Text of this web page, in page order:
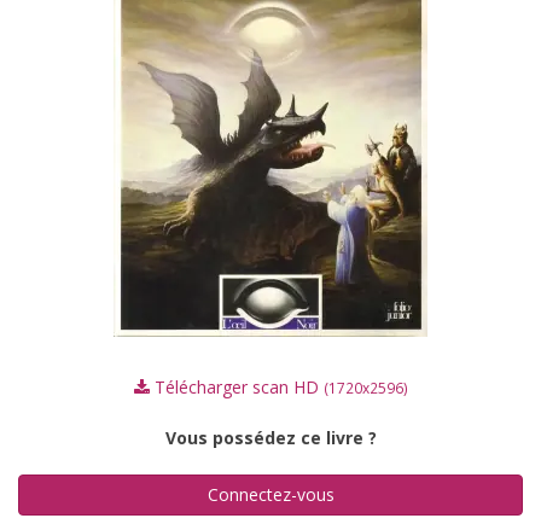
Télécharger scan HD (1720x2596)
Vous possédez ce livre ?
Connectez-vous